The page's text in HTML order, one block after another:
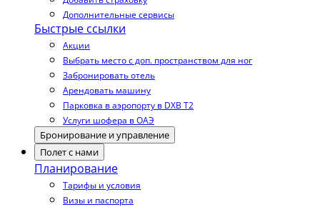
Дополнительные сервисы
Быстрые ссылки
Акции
Выбрать место с доп. пространством для ног
Забронировать отель
Арендовать машину
Парковка в аэропорту в DXB T2
Услуги шофера в ОАЭ
Бронирование и управление
Полет с нами
Планирование
Тарифы и условия
Визы и паспорта